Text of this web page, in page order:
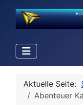
Aktuelle Seite:
Abenteuer